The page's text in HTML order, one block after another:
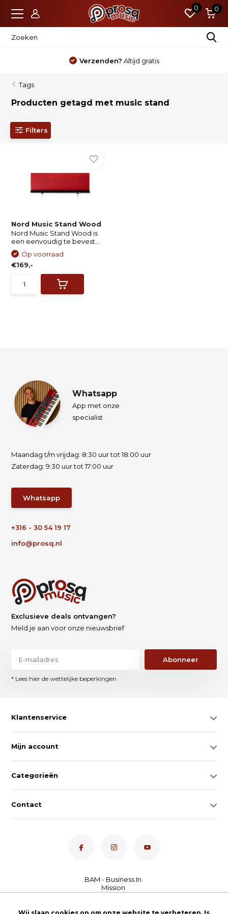
0 0
Verzenden? Altijd gratis
Tags
Producten getagd met music stand
Filters
Nord Music Stand Wood
Nord Music Stand Wood is
een eenvoudig te bevest...
Op voorraad
€169,-
Whatsapp
App met onze
specialist
Maandag t/m vrijdag: 8:30 uur tot 18:00 uur
Zaterdag: 9:30 uur tot 17:00 uur
Whatsapp
+316 - 30 54 19 17
info@prosq.nl
Exclusieve deals ontvangen?
Meld je aan voor onze nieuwsbrief
Abonneer
* Lees hier de wettelijke beperkingen
Klantenservice
Mijn account
Categorieën
Contact
Dé toetsenspecialist van